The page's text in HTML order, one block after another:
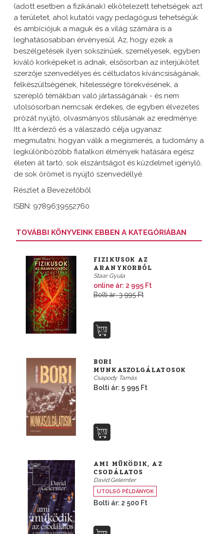
(adott esetben a fizikának) elkötelezett tehetségek azt
a területet, ahol kutatói vagy pedagógusi tehetségük
és ambíciójuk a maguk és a világ számára is a
leghatásosabban érvényesül. Az, hogy ezek a
beszélgetések ilyen sokszínűek, személyesek, egyben
kiváló korképeket is adnak, elsősorban az interjúkötet
szerzője szenvedélyes és céltudatos kíváncsiságának,
felkészültségének, hitelességre törekvésének, a
szereplő témákban való jártasságának - és nem
utolsósorban nemcsak érdekes, de egyben élvezetes
prózát nyújtó, olvasmányos stílusának az eredménye.
Itt a kérdező és a válaszadó célja ugyanaz:
megmutatni, hogyan válik a megismerés, a tudomány a
legkülönbözőbb fiatalkori élmények hatására egész
életen át tartó, sok elszántságot és küzdelmet igénylő,
de sok örömet is nyújtó szenvedéllyé.
Részlet a Bevezetőből
ISBN: 9789639552760
TOVÁBBI KÖNYVEINK EBBEN A KATEGÓRIÁBAN
FIZIKUSOK AZ
ARANYKORBÓL
Staar Gyula
online ár: 2 995 Ft
Bolti ár: 3 995 Ft
BORI
MUNKASZOLGÁLATOSOK
Csapody Tamás
Bolti ár: 5 995 Ft
AMI MŰKÖDIK, AZ
CSODÁLATOS
David Gelernter
UTOLSÓ PÉLDÁNYOK
Bolti ár: 2 500 Ft